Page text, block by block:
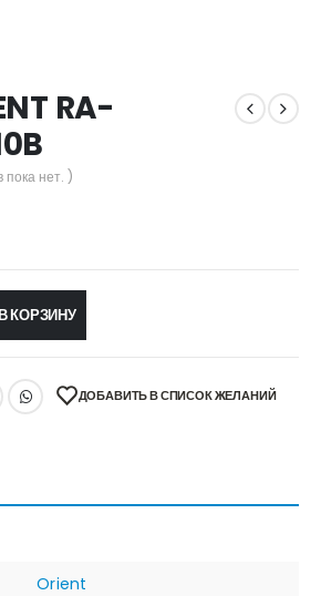
RA-
пока нет. )
КОРЗИНУ
ДОБАВИТЬ В СПИСОК ЖЕЛАНИЙ
Orient